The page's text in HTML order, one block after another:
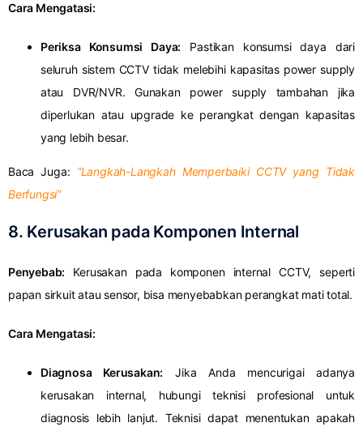
Cara Mengatasi:
Periksa Konsumsi Daya: Pastikan konsumsi daya dari
seluruh sistem CCTV tidak melebihi kapasitas power supply
atau DVR/NVR. Gunakan power supply tambahan jika
diperlukan atau upgrade ke perangkat dengan kapasitas
yang lebih besar.
Baca Juga: “Langkah-Langkah Memperbaiki CCTV yang Tidak
Berfungsi”
8. Kerusakan pada Komponen Internal
Penyebab: Kerusakan pada komponen internal CCTV, seperti
papan sirkuit atau sensor, bisa menyebabkan perangkat mati total.
Cara Mengatasi:
Diagnosa Kerusakan: Jika Anda mencurigai adanya
kerusakan internal, hubungi teknisi profesional untuk
diagnosis lebih lanjut. Teknisi dapat menentukan apakah